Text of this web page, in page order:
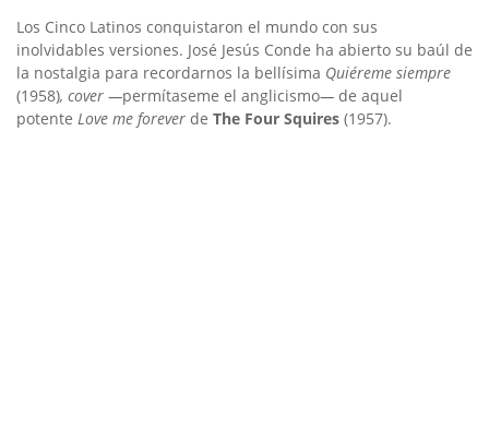
Los Cinco Latinos conquistaron el mundo con sus
inolvidables versiones. José Jesús Conde ha abierto su baúl de
la nostalgia para recordarnos la bellísima Quiéreme siempre
(1958), cover —permítaseme el anglicismo— de aquel
potente Love me forever de The Four Squires (1957).